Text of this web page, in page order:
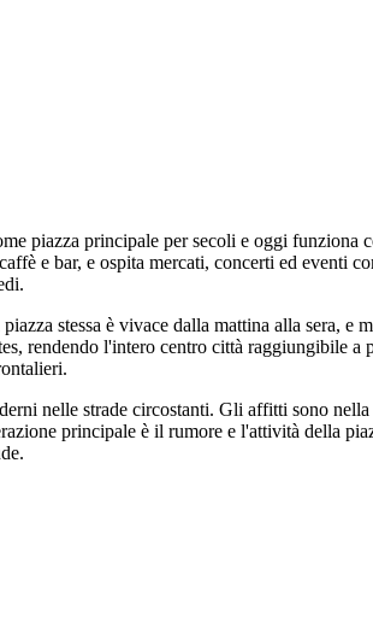
piazza principale per secoli e oggi
e bar, e ospita mercati, concerti ed eventi
stessa è vivace dalla mattina alla sera, e
rendendo l'intero centro città raggiungibile
nelle strade circostanti. Gli affitti sono
principale è il rumore e l'attività della